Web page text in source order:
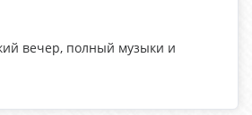
вечер, полный музыки и